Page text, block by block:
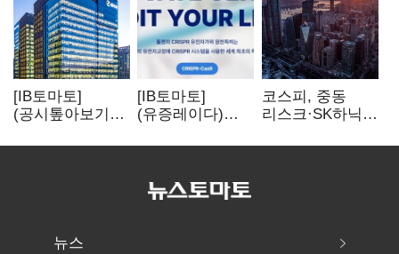
[IB토마토]
(공시톺아보기)
바로 매출로
[IB토마토]
(유증레이다)
3분의 1 토막…
비용부터 챙긴다
코스피, 중동
리스크·SK하닉
뒷걸음
뉴스